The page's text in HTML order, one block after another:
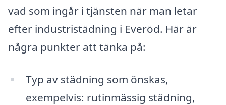
vad som ingår i tjänsten när man letar
efter industristädning i Everöd. Här är
några punkter att tänka på:
Typ av städning som önskas,
exempelvis: rutinmässig städning,